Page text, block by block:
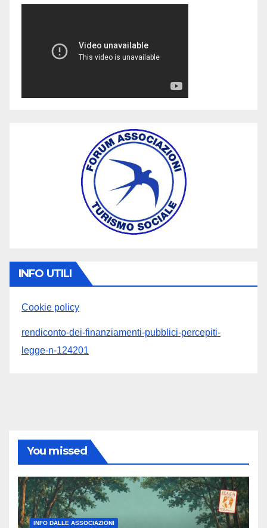
INFO UTILI
Cookie policy
rendiconto-dei-finanziamenti-pubblici-percepiti-
legge-n-124201
You missed
INFO DALLE ASSOCIAZIONI